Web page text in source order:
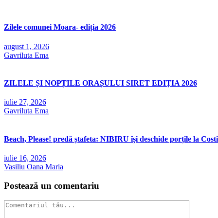
Zilele comunei Moara- ediția 2026
august 1, 2026
Gavriluta Ema
ZILELE ȘI NOPȚILE ORAȘULUI SIRET EDIȚIA 2026
iulie 27, 2026
Gavriluta Ema
Beach, Please! predă ștafeta: NIBIRU își deschide porțile la
iulie 16, 2026
Vasiliu Oana Maria
Postează un comentariu